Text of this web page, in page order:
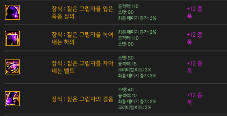
잠식 : 짙은 그림자를 입은
죽음 상의
공격력: 110
스탯: 90
최종 데미지 증가: 3%
+12 증
폭
잠식 : 짙은 그림자를 녹여
내는 하의
최종 데미지 증가: 2%
공격력: 110
스탯: 90
+12 증
폭
잠식 : 짙은 그림자를 자아
내는 벨트
스탯: 50
공격력: 15
크리티컬 히트: 3%
최종 데미지 증가: 3%
+12 증
폭
잠식 : 짙은 그림자의 걸음
스탯: 40
공격력: 10
최종 데미지 증가: 2%
크리티컬 히트: 3%
+12 증
폭